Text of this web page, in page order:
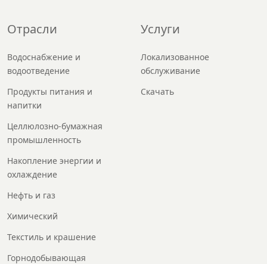
Отрасли
Водоснабжение и
водоотведение
Продукты питания и
напитки
Целлюлозно-бумажная
промышленность
Накопление энергии и
охлаждение
Нефть и газ
Химический
Текстиль и крашение
Горнодобывающая
Услуги
Локализованное
обслуживание
Скачать